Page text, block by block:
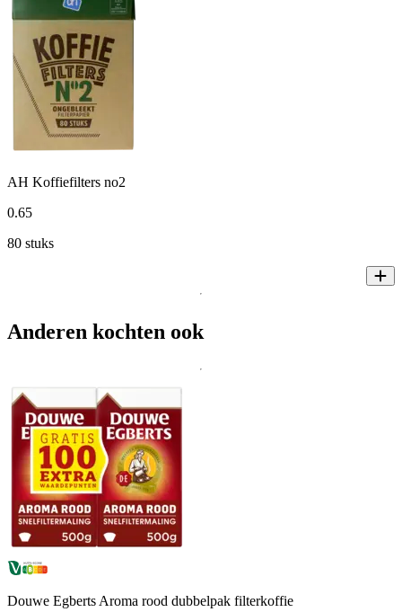
AH Koffiefilters no2
0.65
80 stuks
Anderen kochten ook
Douwe Egberts Aroma rood dubbelpak filterkoffie